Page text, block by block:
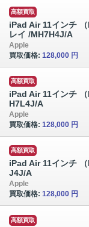
高額買取
iPad Air 11インチ
レイ /MH7H4J/A
Apple
買取価格: 128,000 円
高額買取
iPad Air 11インチ
H7L4J/A
Apple
買取価格: 128,000 円
高額買取
iPad Air 11インチ
J4J/A
Apple
買取価格: 128,000 円
高額買取